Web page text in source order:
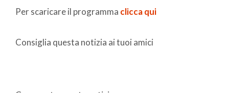
Per scaricare il programma clicca qui
Consiglia questa notizia ai tuoi amici